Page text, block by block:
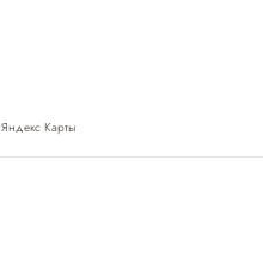
Яндекс Карты